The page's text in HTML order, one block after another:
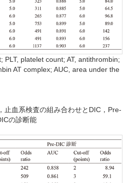
PLT, platelet count; AT, antithrombin;
AT complex; AUC, area under the
血系検査の組み合わせとDIC，Pre-
の診断能